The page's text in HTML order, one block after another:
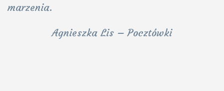
marzenia.
Agnieszka Lis – Pocztówki